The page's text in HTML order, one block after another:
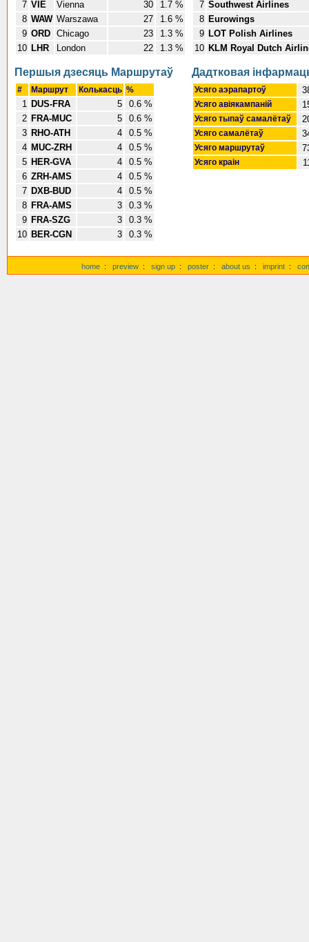
7 VIE Vienna 30
1.7 %
8 WAW Warszawa 27
1.6 %
9 ORD Chicago 23
1.3 %
10 LHR London 22 1.3 %
7 Southwest Airlines
8 Eurowings
9 LOT Polish Airlines
10 KLM Royal Dutch
Першыя дзесяць Маршрутаў
# Маршрут Колькасць %
1 DUS-FRA 5
0.6 %
2 FRA-MUC 5
0.6 %
3 RHO-ATH 4
0.5 %
4 MUC-ZRH 4
0.5 %
5 HER-GVA 4
0.5 %
6 ZRH-AMS 4
0.5 %
7 DXB-BUD 4
0.5 %
8 FRA-AMS 3
0.3 %
9 FRA-SZG 3
0.3 %
10 BER-CGN 3 0.3 %
Дадтковая
Усяго аэрапартоў
Усяго авіякампаній
Усяго тыпаў самалётаў
Усяго самалётаў
Усяго маршрутаў
Усяго краін
home : preview : sign up : poster : about us : imprint :